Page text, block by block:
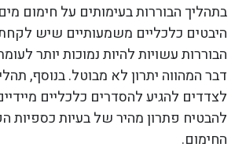
בתהליך הבוררות בעימותים על חימום
היבטים כלכליים משמעותיים שיש לקחת
הבוררות עשויות להיות נמוכות יותר
דבר המהווה יתרון לא מבוטל. בנוסף,
לצדדים להגיע להסדרים כלכליים
להבטיח פתרון מהיר של בעיות כספיות
החימום.